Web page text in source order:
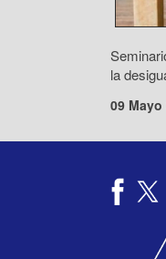
la
09 Mayo